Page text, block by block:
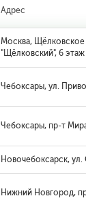
Адрес
Москва, Щёлковское
"Щёлковский", 6 этаж
Чебоксары, ул.
Чебоксары, пр-т
Новочебоксарск,
Нижний Новгород,